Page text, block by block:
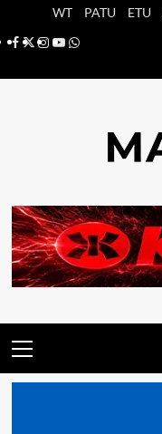
WT PATU ETU
Facebook
X Instagram
YouTube
Whatsapp
principal